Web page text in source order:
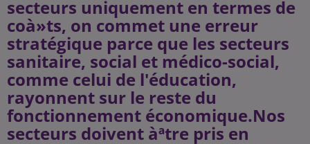
secteurs uniquement en termes de
coà»ts, on commet une erreur
stratégique parce que les secteurs
sanitaire, social et médico-social,
comme celui de l'éducation,
rayonnent sur le reste du
fonctionnement économique.Nos
secteurs doivent àªtre pris en